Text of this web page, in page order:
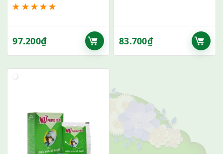
★ ★★★★
97.200₫ 83.700₫